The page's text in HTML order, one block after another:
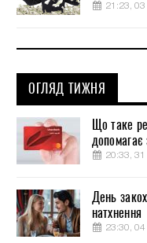
21:23, 03
ОГЛЯД ТИЖНЯ
Що таке
20:33, 31
День
натхнення
23:30, 04